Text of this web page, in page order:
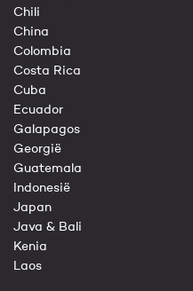
Chili
China
Colombia
Costa Rica
Cuba
Ecuador
Galapagos
Georgië
Guatemala
Indonesië
Japan
Java & Bali
Kenia
Laos